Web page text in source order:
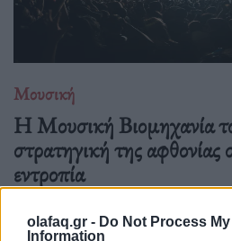
olafaq.gr - Do Not Process
Information
Μουσική
Η Μουσική Βιομηχανία
στρατηγική της
εντροπία